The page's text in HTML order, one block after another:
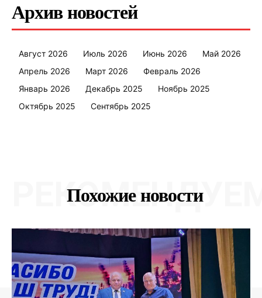
Архив новостей
Август 2026 Июль 2026 Июнь 2026
Май 2026
Апрель 2026
Март 2026
Февраль 2026
Январь 2026
Декабрь 2025
Ноябрь 2025
Октябрь 2025
Сентябрь 2025
Похожие новости